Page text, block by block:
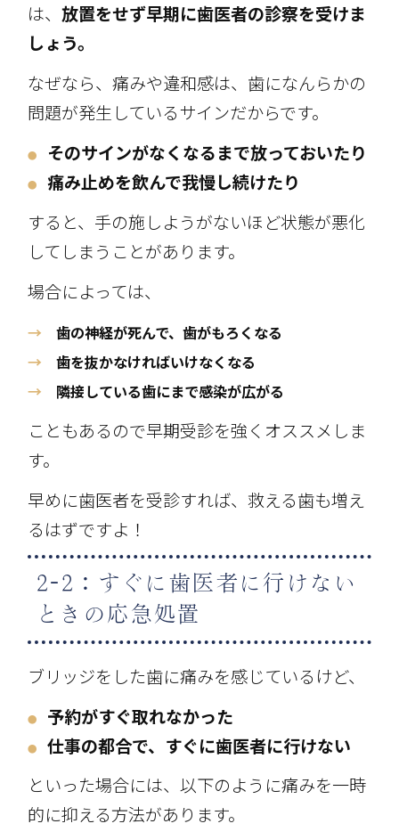
は、放置をせず早期に歯医者の診察を受けま
しょう。
なぜなら、痛みや違和感は、歯になんらかの
問題が発生しているサインだからです。
● そのサインがなくなるまで放っておいたり
●痛み止めを飲んで我慢し続けたり
すると、手の施しようがないほど状態が悪化
してしまうことがあります。
場合によっては、
→ 歯の神経が死んで、歯がもろくなる
→ 歯を抜かなければいけなくなる
→ 隣接している歯にまで感染が広がる
こともあるので早期受診を強くオススメしま
す。
早めに歯医者を受診すれば、救える歯も増え
るはずですよ！
2-2：すぐに歯医者に行けない
ときの応急処置
ブリッジをした歯に痛みを感じているけど、
● 予約がすぐ取れなかった
●仕事の都合で、すぐに歯医者に行けない
といった場合には、以下のように痛みを一時
的に抑える方法があります。